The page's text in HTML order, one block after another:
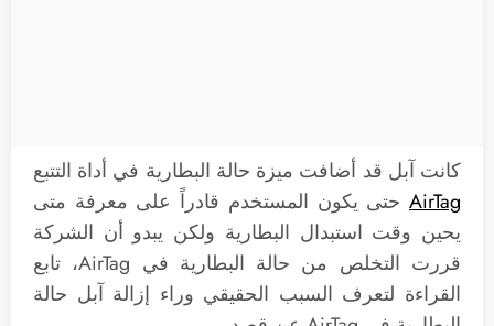
كانت آبل قد أضافت ميزة حالة البطارية في أداة التتبع
AirTag حتى يكون المستخدم قادراً على معرفة متى
يحين وقت استبدال البطارية ولكن يبدو أن الشركة
قررت التخلص من حالة البطارية في AirTag، تابع
القراءة لتعرف السبب الحقيقي وراء إزالة آبل حالة